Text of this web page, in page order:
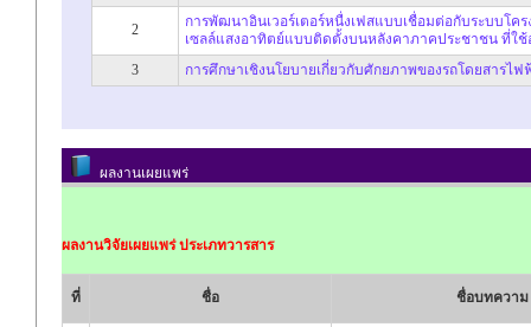
2
การพัฒนาอินเวอร์เตอร์หนื่งเฟสแบบเชื่อมต่อกับระบบโ
เซลล์แสงอาทิตย์แบบติดตั้งบนหลังคาภาคประชาชน ที่ใช้อุ
3
การศึกษาเชิงนโยบายเกี่ยวกับศักยภาพของรถโดยสารไ
ผลงานเผยแพร่
ผลงานวิจัยเผยแพร่ ประเภทวารสาร
ที่ ชื่อ ชื่อบทความ